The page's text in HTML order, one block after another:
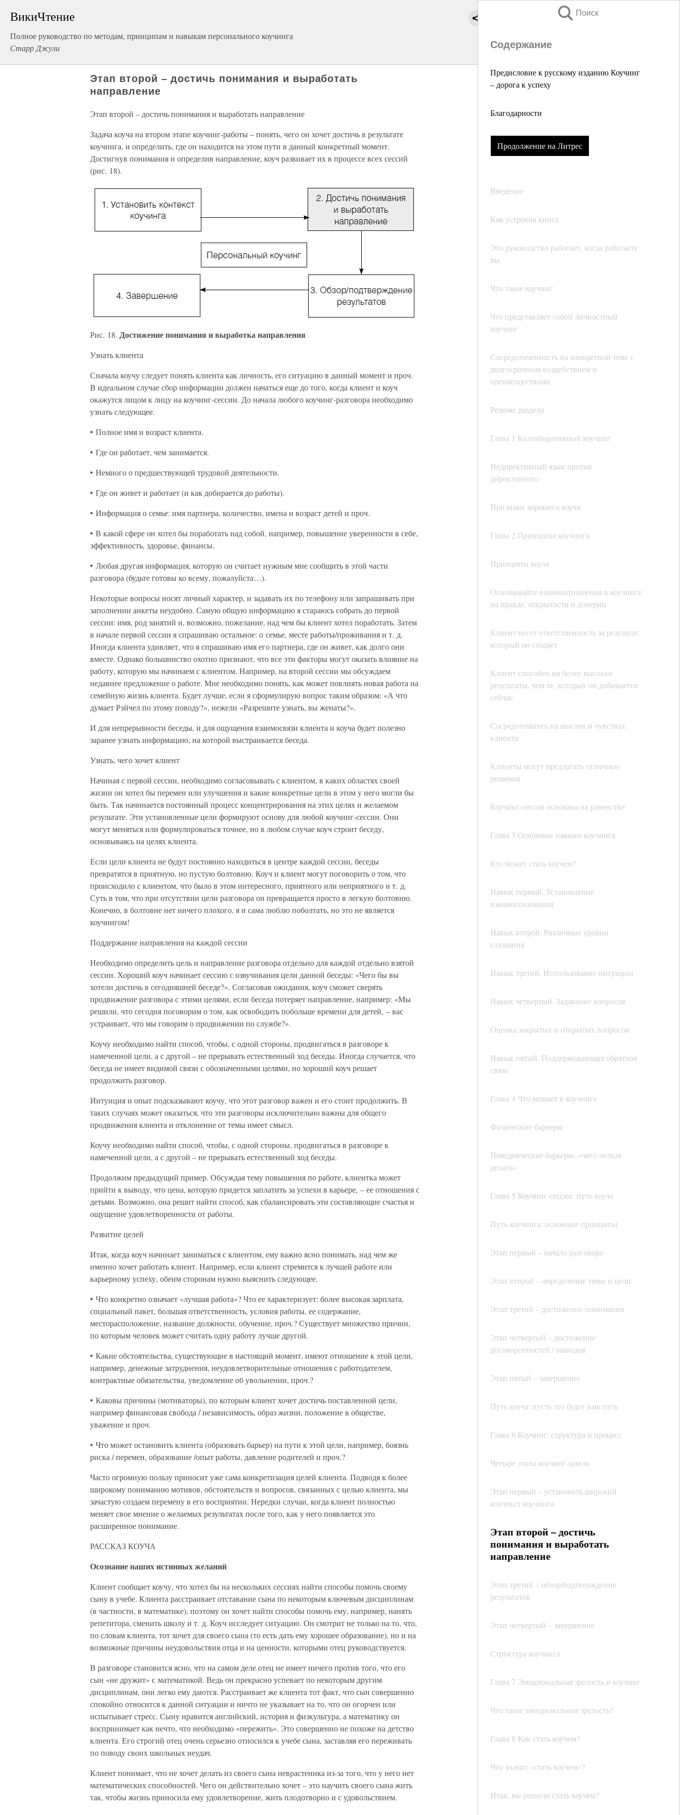
ВикиЧтение
Полное руководство по методам, принципам и навыкам персонального коучинга
Старр Джули
Поиск
Содержание
Предисловие к русскому изданию Коучинг
– дорога к успеху
Благодарности
Продолжение на Литрес
Введение
Как устроена книга
Это руководство работает, когда работаете
вы
Что такое коучинг
Что представляет собой личностный
коучинг
Сосредоточенность на конкретной теме с
долгосрочным воздействием и
преимуществами
Резюме раздела
Глава 1 Коллаборативный коучинг
Недирективный язык против
директивного
Признаки хорошего коуча
Глава 2 Принципы коучинга
Принципы коуча
Основывайте взаимоотношения в коучинге
на правде, открытости и доверии
Клиент несет ответственность за результат,
который он создает
Клиент способен на более высокие
результаты, чем те, которых он добивается
сейчас
Сосредоточьтесь на мыслях и чувствах
клиента
Клиенты могут предлагать отличные
решения
Коучинг-сессия основана на равенстве
Глава 3 Основные навыки коучинга
Кто может стать коучем?
Навык первый. Установление
взаимопонимания
Навык второй. Различные уровни
слушания
Навык третий. Использование интуиции
Навык четвертый. Задавание вопросов
Оценка закрытых и открытых вопросов
Навык пятый. Поддерживающая обратная
связь
Глава 4 Что мешает в коучинге
Физические барьеры
Поведенческие барьеры: «чего нельзя
делать»
Глава 5 Коучинг-сессии: путь коуча
Путь коучинга: основные принципы
Этап первый – начало разговора
Этап второй – определение темы и цели
Этап третий – достижение понимания
Этап четвертый – достижение
договоренностей / выводов
Этап пятый – завершение
Путь коуча: пусть это будет ваш путь
Глава 6 Коучинг: структура и процесс
Четыре этапа коучинг-цикла
Этап первый – установить широкий
контекст коучинга
Этап второй – достичь
понимания и выработать
направление
Этап третий – обзор/подтверждение
результатов
Этап четвертый – завершение
Структура коучинга
Глава 7 Эмоциональная зрелость и коучинг
Что такое эмоциональная зрелость?
Глава 8 Как стать коучем?
Что значит «стать коучем»?
Итак, вы решили стать коучем?
Этап второй – достичь понимания и выработать
направление
Этап второй – достичь понимания и выработать направление
Задача коуча на втором этапе коучинг-работы – понять, чего он хочет достичь в результате
коучинга, и определить, где он находится на этом пути в данный конкретный момент.
Достигнув понимания и определив направление, коуч развивает их в процессе всех сессий
(рис. 18).
Рис. 18. Достижение понимания и выработка направления
Узнать клиента
Сначала коучу следует понять клиента как личность, его ситуацию в данный момент и проч.
В идеальном случае сбор информации должен начаться еще до того, когда клиент и коуч
окажутся лицом к лицу на коучинг-сессии. До начала любого коучинг-разговора необходимо
узнать следующее.
• Полное имя и возраст клиента.
• Где он работает, чем занимается.
• Немного о предшествующей трудовой деятельности.
• Где он живет и работает (и как добирается до работы).
• Информация о семье: имя партнера, количество, имена и возраст детей и проч.
• В какой сфере он хотел бы поработать над собой, например, повышение уверенности в себе,
эффективность, здоровье, финансы.
• Любая другая информация, которую он считает нужным мне сообщить в этой части
разговора (будьте готовы ко всему, пожалуйста…).
Некоторые вопросы носят личный характер, и задавать их по телефону или запрашивать при
заполнении анкеты неудобно. Самую общую информацию я стараюсь собрать до первой
сессии: имя, род занятий и, возможно, пожелание, над чем бы клиент хотел поработать. Затем
в начале первой сессии я спрашиваю остальное: о семье, месте работы/проживания и т. д.
Иногда клиента удивляет, что я спрашиваю имя его партнера, где он живет, как долго они
вместе. Однако большинство охотно признают, что все эти факторы могут оказать влияние на
работу, которую мы начинаем с клиентом. Например, на второй сессии мы обсуждаем
недавнее предложение о работе. Мне необходимо понять, как может повлиять новая работа на
семейную жизнь клиента. Будет лучше, если я сформулирую вопрос таким образом: «А что
думает Рэйчел по этому поводу?», нежели «Разрешите узнать, вы женаты?».
И для непрерывности беседы, и для ощущения взаимосвязи клиента и коуча будет полезно
заранее узнать информацию, на которой выстраивается беседа.
Узнать, чего хочет клиент
Начиная с первой сессии, необходимо согласовывать с клиентом, в каких областях своей
жизни он хотел бы перемен или улучшения и какие конкретные цели в этом у него могли бы
быть. Так начинается постоянный процесс концентрирования на этих целях и желаемом
результате. Эти установленные цели формируют основу для любой коучинг-сессии. Они
могут меняться или формулироваться точнее, но в любом случае коуч строит беседу,
основываясь на целях клиента.
Если цели клиента не будут постоянно находиться в центре каждой сессии, беседы
превратятся в приятную, но пустую болтовню. Коуч и клиент могут поговорить о том, что
происходило с клиентом, что было в этом интересного, приятного или неприятного и т. д.
Суть в том, что при отсутствии цели разговора он превращается просто в легкую болтовню.
Конечно, в болтовне нет ничего плохого, я и сама люблю поболтать, но это не является
коучингом!
Поддержание направления на каждой сессии
Необходимо определить цель и направление разговора отдельно для каждой отдельно взятой
сессии. Хороший коуч начинает сессию с озвучивания цели данной беседы: «Чего бы вы
хотели достичь в сегодняшней беседе?». Согласовав ожидания, коуч сможет сверять
продвижение разговора с этими целями, если беседа потеряет направление, например: «Мы
решили, что сегодня поговорим о том, как освободить побольше времени для детей, – вас
устраивает, что мы говорим о продвижении по службе?».
Коучу необходимо найти способ, чтобы, с одной стороны, продвигаться в разговоре к
намеченной цели, а с другой – не прерывать естественный ход беседы. Иногда случается, что
беседа не имеет видимой связи с обозначенными целями, но хороший коуч решает
продолжить разговор.
Интуиция и опыт подсказывают коучу, что этот разговор важен и его стоит продолжить. В
таких случаях может оказаться, что эти разговоры исключительно важны для общего
продвижения клиента и отклонение от темы имеет смысл.
Коучу необходимо найти способ, чтобы, с одной стороны, продвигаться в разговоре к
намеченной цели, а с другой – не прерывать естественный ход беседы.
Продолжим предыдущий пример. Обсуждая тему повышения по работе, клиентка может
прийти к выводу, что цена, которую придется заплатить за успехи в карьере, – ее отношения с
детьми. Возможно, она решит найти способ, как сбалансировать эти составляющие счастья и
ощущение удовлетворенности от работы.
Развитие целей
Итак, когда коуч начинает заниматься с клиентом, ему важно ясно понимать, над чем же
именно хочет работать клиент. Например, если клиент стремится к лучшей работе или
карьерному успеху, обеим сторонам нужно выяснить следующее.
• Что конкретно означает «лучшая работа»? Что ее характеризует: более высокая зарплата,
социальный пакет, большая ответственность, условия работы, ее содержание,
месторасположение, название должности, обучение, проч.? Существует множество причин,
по которым человек может считать одну работу лучше другой.
• Какие обстоятельства, существующие в настоящий момент, имеют отношение к этой цели,
например, денежные затруднения, неудовлетворительные отношения с работодателем,
контрактные обязательства, уведомление об увольнении, проч.?
• Каковы причины (мотиваторы), по которым клиент хочет достичь поставленной цели,
например финансовая свобода / независимость, образ жизни, положение в обществе,
уважение и проч.
• Что может остановить клиента (образовать барьер) на пути к этой цели, например, боязнь
риска / перемен, образование /опыт работы, давление родителей и проч.?
Часто огромную пользу приносит уже сама конкретизация целей клиента. Подводя к более
широкому пониманию мотивов, обстоятельств и вопросов, связанных с целью клиента, мы
зачастую создаем перемену в его восприятии. Нередки случаи, когда клиент полностью
меняет свое мнение о желаемых результатах после того, как у него появляется это
расширенное понимание.
РАССКАЗ КОУЧА
Осознание наших истинных желаний
Клиент сообщает коучу, что хотел бы на нескольких сессиях найти способы помочь своему
сыну в учебе. Клиента расстраивает отставание сына по некоторым ключевым дисциплинам
(в частности, в математике), поэтому он хочет найти способы помочь ему, например, нанять
репетитора, сменить школу и т. д. Коуч исследует ситуацию. Он смотрит не только на то, что,
по словам клиента, тот хочет для своего сына (то есть дать ему хорошее образование), но и на
возможные причины неудовольствия отца и на ценности, которыми отец руководствуется.
В разговоре становится ясно, что на самом деле отец не имеет ничего против того, что его
сын «не дружит» с математикой. Ведь он прекрасно успевает по некоторым другим
дисциплинам, они легко ему даются. Расстраивает же клиента тот факт, что сын совершенно
спокойно относится к данной ситуации и ничто не указывает на то, что он огорчен или
испытывает стресс. Сыну нравится английский, история и физкультура, а математику он
воспринимает как нечто, что необходимо «пережить». Это совершенно не похоже на детство
клиента. Его строгий отец очень серьезно относился к учебе сына, заставляя его переживать
по поводу своих школьных неудач.
Клиент понимает, что не хочет делать из своего сына неврастеника из-за того, что у него нет
математических способностей. Чего он действительно хочет – это научить своего сына жить
так, чтобы жизнь приносила ему удовлетворение, жить плодотворно и с удовольствием.